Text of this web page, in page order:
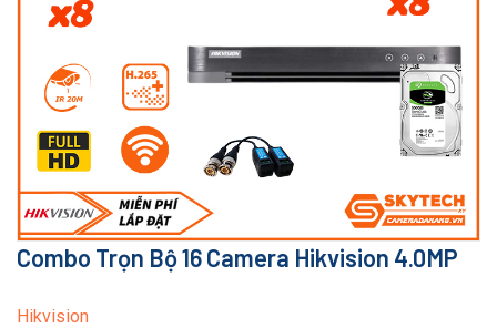
Combo Trọn Bộ 16 Camera Hikvision 4.0MP
Hikvision